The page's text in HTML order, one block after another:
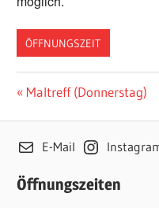
ÖFFNUNGSZEIT
Vorheriger
Maltreff (Donnerstag)
E-Mail
Öffnungszeiten